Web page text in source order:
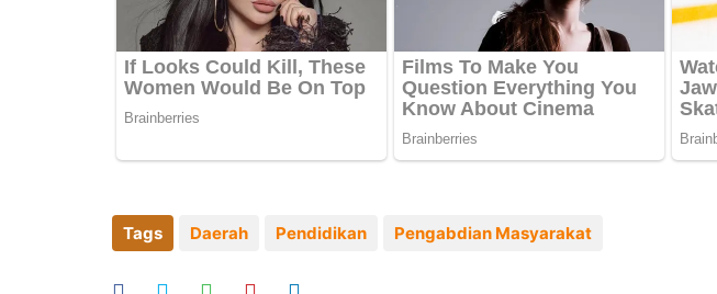
Tags Daerah Pendidikan Pengabdian Masyarakat